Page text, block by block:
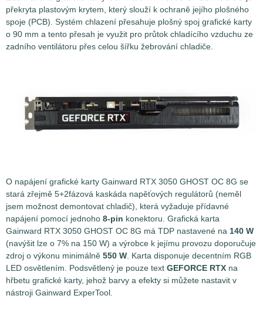
překryta plastovým krytem, který slouží k ochraně jejího plošného
spoje (PCB). Systém chlazení přesahuje plošný spoj grafické karty
o 90 mm a tento přesah je využit pro průtok chladícího vzduchu ze
zadního ventilátoru přes celou šířku žebrování chladiče.
O napájení grafické karty Gainward RTX 3050 GHOST OC 8G se
stará zřejmě 5+2fázová kaskáda napěťových regulátorů (neměl
jsem možnost demontovat chladič), která vyžaduje přídavné
napájení pomocí jednoho 8-pin konektoru. Grafická karta
Gainward RTX 3050 GHOST OC 8G má TDP nastavené na 140 W
(navýšit lze o 7% na 150 W) a výrobce k jejímu provozu doporučuje
zdroj o výkonu minimálně 550 W. Karta disponuje decentním RGB
LED osvětlením. Podsvětlený je pouze text GEFORCE RTX na
hřbetu grafické karty, jehož barvy a efekty si můžete nastavit v
nástroji Gainward ExperTool.